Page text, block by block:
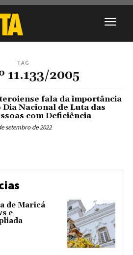
TAG
11.133/2005
fala da importância
Dia Nacional de Luta das
com Deficiência
setembro de 2022
de Maricá
e